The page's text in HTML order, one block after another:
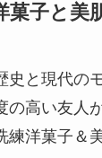
菓子と美
史と現代の
の高い友人
練洋菓子＆